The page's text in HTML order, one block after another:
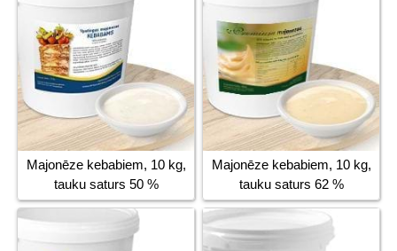
Majonēze kebabiem, 10 kg,
tauku saturs 50 %
Majonēze kebabiem, 10 kg,
tauku saturs 62 %